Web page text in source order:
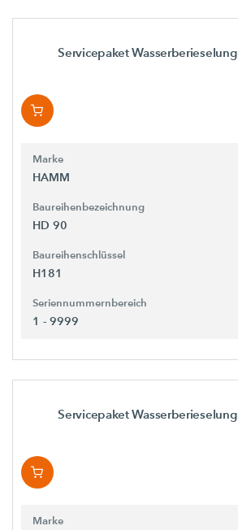
Servicepaket Wasserberieselung
Marke
HAMM
Baureihenbezeichnung
HD 90
Baureihenschlüssel
H181
Seriennummernbereich
1 - 9999
Servicepaket Wasserberieselung
Marke